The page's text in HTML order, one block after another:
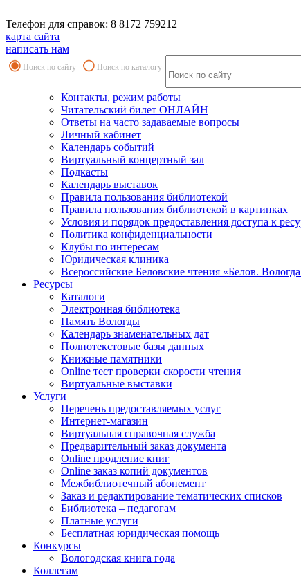
Телефон для справок: 8 8172 759212
карта сайта
написать нам
Поиск по сайту Поиск по каталогу
Контакты, режим работы
Читательский билет ОНЛАЙН
Ответы на часто задаваемые вопросы
Личный кабинет
Календарь событий
Виртуальный концертный зал
Подкасты
Календарь выставок
Правила пользования библиотекой
Правила пользования библиотекой в картинках
Условия и порядок предоставления доступа к
Политика конфиденциальности
Клубы по интересам
Юридическая клиника
Всероссийские Беловские чтения «Белов.
Ресурсы
Каталоги
Электронная библиотека
Память Вологды
Календарь знаменательных дат
Полнотекстовые базы данных
Книжные памятники
Online тест проверки скорости чтения
Виртуальные выставки
Услуги
Перечень предоставляемых услуг
Интернет-магазин
Виртуальная справочная служба
Предварительный заказ документа
Online продление книг
Online заказ копий документов
Межбиблиотечный абонемент
Заказ и редактирование тематических списков
Библиотека – педагогам
Платные услуги
Бесплатная юридическая помощь
Конкурсы
Вологодская книга года
Коллегам